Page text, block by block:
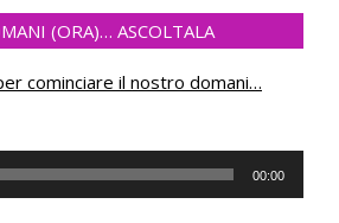
(ORA)… ASCOLTALA
cominciare il nostro domani…
00:00